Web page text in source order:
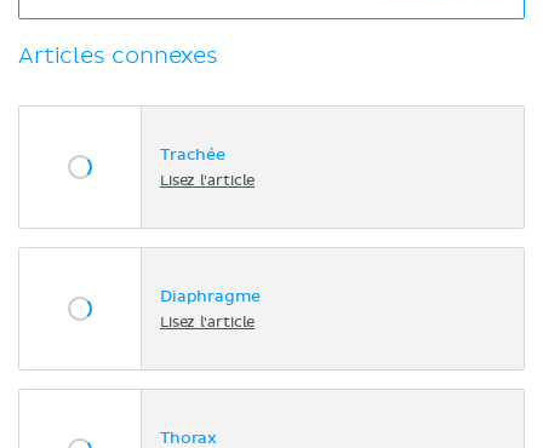
Articles connexes
Trachée
Lisez l'article
Diaphragme
Lisez l'article
Thorax